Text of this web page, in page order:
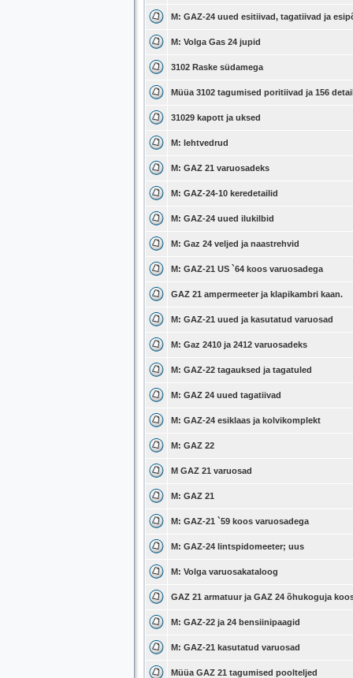
M: GAZ-24 uued esitiivad, tagatiivad ja
M: Volga Gas 24 jupid
3102 Raske südamega
Müüa 3102 tagumised poritiivad ja 156
31029 kapott ja uksed
M: lehtvedrud
M: GAZ 21 varuosadeks
M: GAZ-24-10 keredetailid
M: GAZ-24 uued ilukilbid
M: Gaz 24 veljed ja naastrehvid
M: GAZ-21 US `64 koos varuosadega
GAZ 21 ampermeeter ja klapikambri kaan.
M: GAZ-21 uued ja kasutatud varuosad
M: Gaz 2410 ja 2412 varuosadeks
M: GAZ-22 tagauksed ja tagatuled
M: GAZ 24 uued tagatiivad
M: GAZ-24 esiklaas ja kolvikomplekt
M: GAZ 22
M GAZ 21 varuosad
M: GAZ 21
M: GAZ-21 `59 koos varuosadega
M: GAZ-24 lintspidomeeter; uus
M: Volga varuosakataloog
GAZ 21 armatuur ja GAZ 24 õhukoguja
M: GAZ-22 ja 24 bensiinipaagid
M: GAZ-21 kasutatud varuosad
Müüa GAZ 21 tagumised poolteljed